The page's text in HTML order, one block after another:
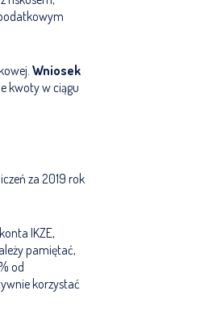
Wniosek
kwoty w ciągu
za 2019 rok
IKZE,
pamiętać,
od
korzystać